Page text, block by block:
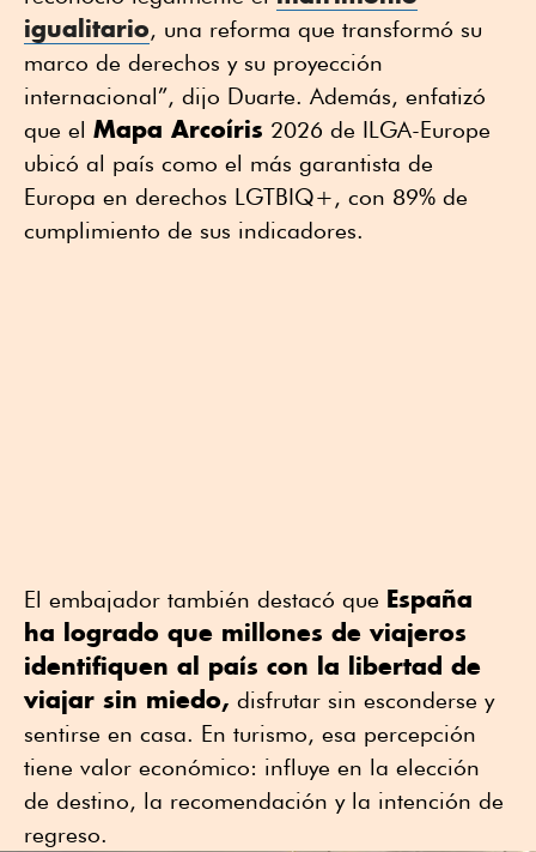
igualitario, una reforma que transformó su
marco de derechos y su proyección
internacional”, dijo Duarte. Además, enfatizó
que el Mapa Arcoíris 2026 de ILGA-Europe
ubicó al país como el más garantista de
Europa en derechos LGTBIQ+, con 89% de
cumplimiento de sus indicadores.
El embajador también destacó que España
ha logrado que millones de viajeros
identifiquen al país con la libertad de
viajar sin miedo, disfrutar sin esconderse y
sentirse en casa. En turismo, esa percepción
tiene valor económico: influye en la elección
de destino, la recomendación y la intención de
regreso.